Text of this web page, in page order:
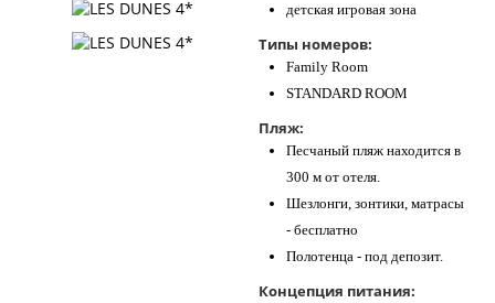
детская игровая зона
Типы номеров:
Family Room
STANDARD ROOM
Пляж:
Песчаный пляж находится в
300 м от отеля.
Шезлонги, зонтики, матрасы
- бесплатно
Полотенца - под депозит.
Концепция питания: